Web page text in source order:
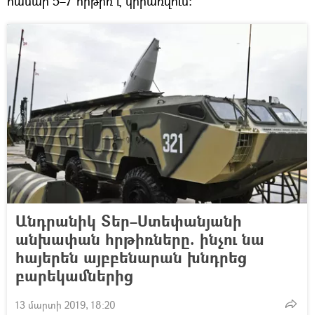
Անդրանիկ Տեր–Ստեփանյանի
անխափան հրթիռները. ինչու նա
հայերեն այբբենարան խնդրեց
բարեկամներից
13 մարտի 2019, 18:20